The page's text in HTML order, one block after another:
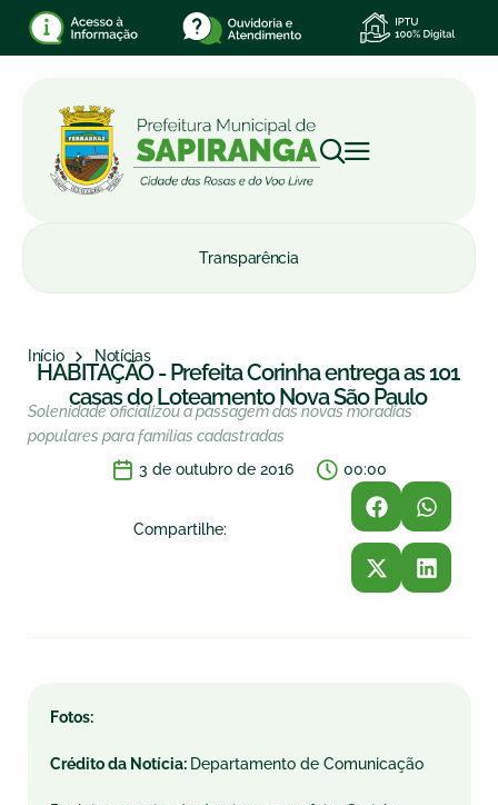
Transparência
Início Notícias
HABITAÇÃO - Prefeita Corinha entrega as 101
casas do Loteamento Nova São Paulo
Solenidade oficializou a passagem das novas moradias
populares para famílias cadastradas
3 de outubro de 2016
00:00
Compartilhe:
Fotos:
Crédito da Notícia: Departamento de Comunicação